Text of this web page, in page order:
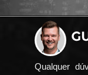
Qualquer